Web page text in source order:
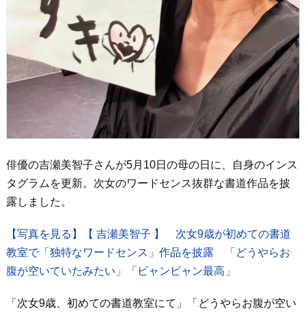
俳優の吉瀬美智子さんが5月10日の母の日に、自身のインス
タグラムを更新。次女のワードセンス抜群な書道作品を披
露しました。
【写真を見る】【 吉瀬美智子 】 次女9歳が初めての書道
教室で「独特なワードセンス」作品を披露 「どうやらお
腹が空いていたみたい」「ビャンビャン最高」
「次女9歳、初めての書道教室にて」「どうやらお腹が空い